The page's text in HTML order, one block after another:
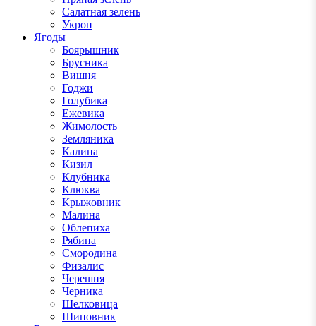
Салатная зелень
Укроп
Ягоды
Боярышник
Брусника
Вишня
Годжи
Голубика
Ежевика
Жимолость
Земляника
Калина
Кизил
Клубника
Клюква
Крыжовник
Малина
Облепиха
Рябина
Смородина
Физалис
Черешня
Черника
Шелковица
Шиповник